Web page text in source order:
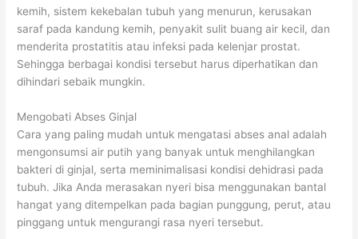
kemih, sistem kekebalan tubuh yang menurun, kerusakan
saraf pada kandung kemih, penyakit sulit buang air kecil, dan
menderita prostatitis atau infeksi pada kelenjar prostat.
Sehingga berbagai kondisi tersebut harus diperhatikan dan
dihindari sebaik mungkin.
Mengobati Abses Ginjal
Cara yang paling mudah untuk mengatasi abses anal adalah
mengonsumsi air putih yang banyak untuk menghilangkan
bakteri di ginjal, serta meminimalisasi kondisi dehidrasi pada
tubuh. Jika Anda merasakan nyeri bisa menggunakan bantal
hangat yang ditempelkan pada bagian punggung, perut, atau
pinggang untuk mengurangi rasa nyeri tersebut.
a
s
a
a
n
g
a
d
i
P
e
r
l
t
u
k
M
b
a
t
u